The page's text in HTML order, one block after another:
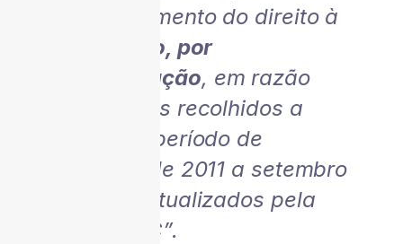
reconhecimento do direito à
restituição, por
compensação, em razão
dos valores recolhidos a
maior, no período de
fevereiro de 2011 a setembro
de 2013, atualizados pela
taxa SELIC”.